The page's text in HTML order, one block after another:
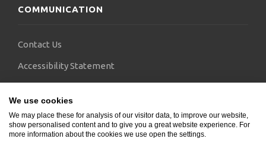
COMMUNICATION
Contact Us
Accessibility Statement
We use cookies
We may place these for analysis of our visitor data, to improve our website,
show personalised content and to give you a great website experience. For
more information about the cookies we use open the settings.